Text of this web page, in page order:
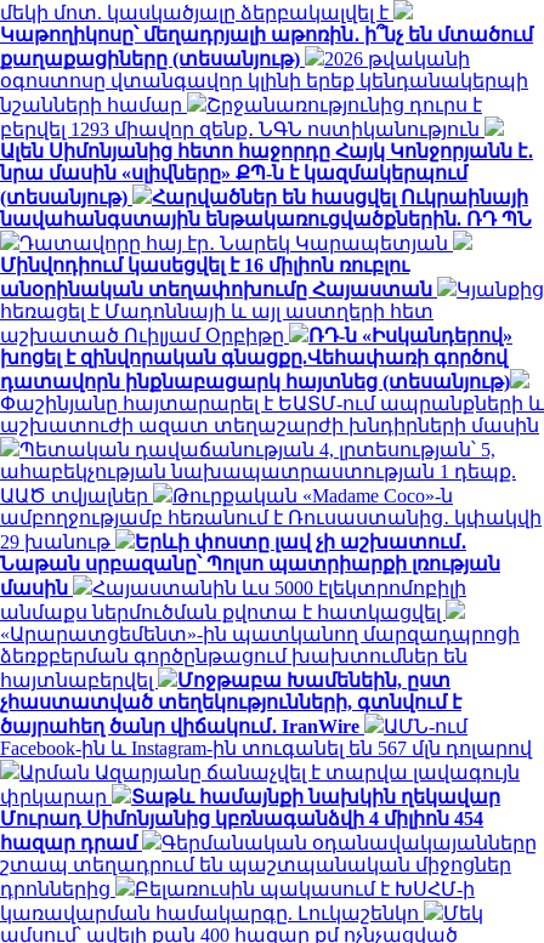
մեկի մոտ. կասկածյալը ձերբակալվել է
Կաթողիկոսը՝ մեղադրյալի աթոռին․ ի՞նչ են մտածում
քաղաքացիները (տեսանյութ)
2026 թվականի
օգոստոսը վտանգավոր կլինի երեք կենդանակերպի
նշանների համար
Շրջանառությունից դուրս է
բերվել 1293 միավոր զենք․ ՆԳՆ ոստիկանություն
Ալեն Սիմոնյանից հետո հաջորդը Հայկ Կոնջորյանն է․
նրա մասին «սլիվները» ՔՊ-ն է կազմակերպում
(տեսանյութ)
Հարվածներ են հասցվել Ուկրաինայի
նավահանգստային ենթակառուցվածքներին. ՌԴ ՊՆ
Դատավորը հայ էր․ Նարեկ Կարապետյան
Մինվոդիում կասեցվել է 16 միլիոն ռուբլու
անօրինական տեղափոխումը Հայաստան
Կյանքից
հեռացել է Մադոննայի և այլ աստղերի հետ
աշխատած Ուիլյամ Օրբիթը
ՌԴ-ն «Իսկանդերով»
խոցել է զինվորական գնացքը.Վեհափառի գործով
դատավորն ինքնաբացարկ հայտնեց (տեսանյութ)
Փաշինյանը հայտարարել է ԵԱՏՄ-ում ապրանքների և
աշխատուժի ազատ տեղաշարժի խնդիրների մասին
Պետական դավաճանության 4, լրտեսության՝ 5,
ահաբեկչության նախապատրաստության 1 դեպք.
ԱԱԾ տվյալներ
Թուրքական «Madame Coco»-ն
ամբողջությամբ հեռանում է Ռուսաստանից․ կփակվի
29 խանութ
Երևի փոստը լավ չի աշխատում․
Նաթան սրբազանը՝ Պոլսո պատրիարքի լռության
մասին
Հայաստանին ևս 5000 էլեկտրոմոբիլի
անմաքս ներմուծման քվոտա է հատկացվել
«Արարատցեմենտ»-ին պատկանող մարզադպրոցի
ձեռքբերման գործընթացում խախտումներ են
հայտնաբերվել
Մոջթաբա Խամենեին, ըստ
չհաստատված տեղեկությունների, գտնվում է
ծայրահեղ ծանր վիճակում․ IranWire
ԱՄՆ-ում
Facebook-ին և Instagram-ին տուգանել են 567 մլն դոլարով
Արման Ազարյանը ճանաչվել է տարվա լավագույն
փրկարար
Տաթև համայնքի նախկին ղեկավար
Մուրադ Սիմոնյանից կբռնագանձվի 4 միլիոն 454
հազար դրամ
Գերմանական օդանավակայանները
շտապ տեղադրում են պաշտպանական միջոցներ
դրոններից
Բելառուսին պակասում է ԽՍՀՄ-ի
կառավարման համակարգը. Լուկաշենկո
Մեկ
ամսում՝ ավելի քան 400 հազար քմ ոչնչացված